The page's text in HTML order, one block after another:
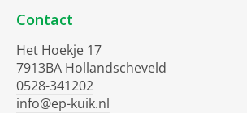
Contact
Het Hoekje 17
7913BA Hollandscheveld
0528-341202
info@ep-kuik.nl